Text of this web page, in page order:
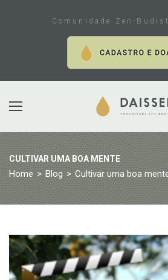
Comunidade Zen-
CULTIVAR UMA BOA MENTE
Home > Blog > Cultivar uma boa